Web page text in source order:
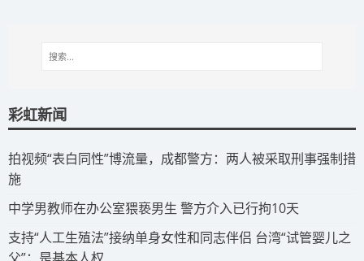
彩虹新闻
拍视频“表白同性”博流量，成都警方：两人被采取刑事强制措
施
​中学男教师在办公室猥亵男生 警方介入已行拘10天
​支持“人工生殖法”接纳单身女性和同志伴侣 台湾“试管婴儿之